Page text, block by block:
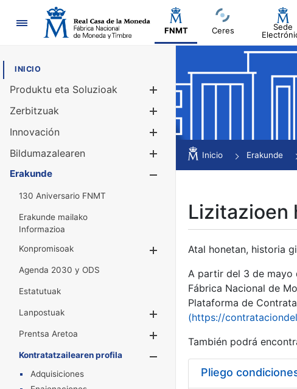
Nabigazioa
FNMT Ceres
Sede
INICIO
Produktu eta Soluzioak
Erakutsi/Ezkutatu
Zerbitzuak
Innovación
Bildumazalearen
Erakutsi/Ezkutatu
Erakunde
130 Aniversario FNMT
Erakunde mailako
Informazioa
Konpromisoak
Erakutsi/Ezkutatu
Agenda 2030 y ODS
Estatutuak
Lanpostuak
Erakutsi/Ezkutatu
Prentsa Aretoa
Erakutsi/Ezkutatu
Kontratatzailearen profila
Erakutsi/Ezkutatu
Adquisiciones
Inicio Erakunde
Lizitazioen
Atal honetan, historia
A partir del 3 de mayo
Fábrica Nacional de
Plataforma de
(https://
También podrá
Pliego